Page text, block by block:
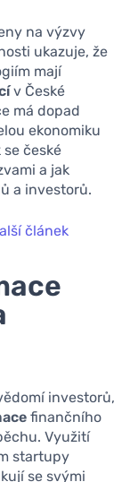
na výzvy
ukazuje, že
mají
v České
má dopad
ekonomiku
se české
a jak
a investorů.
článek
investorů,
finančního
Využití
startupy
se svými